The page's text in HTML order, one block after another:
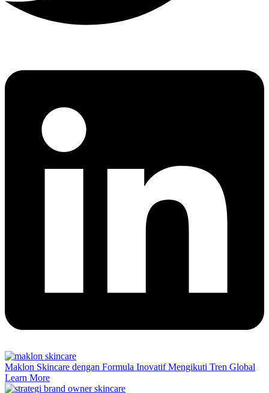
Maklon Skincare dengan Formula Inovatif Mengikuti Tren Global
Learn More